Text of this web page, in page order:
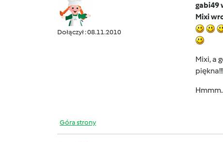
Dołączył : 08.11.2010
gabi49
Mixi
Mixi, a
Góra strony